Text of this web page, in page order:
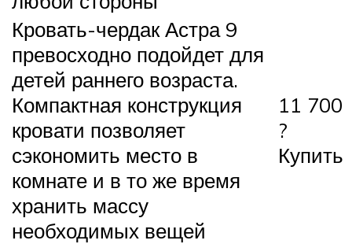
Кровать-чердак Астра 9
превосходно подойдет для
детей раннего возраста.
Компактная конструкция
кровати позволяет
сэкономить место в
комнате и в то же время
хранить массу
необходимых вещей
11 700
?
Купить